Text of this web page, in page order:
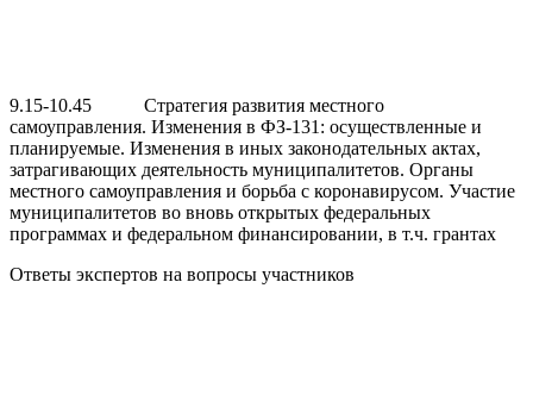
9.15-10.45 Стратегия развития местного
самоуправления. Изменения в ФЗ-131: осуществленные и
планируемые. Изменения в иных законодательных актах,
затрагивающих деятельность муниципалитетов. Органы
местного самоуправления и борьба с коронавирусом. Участие
муниципалитетов во вновь открытых федеральных
программах и федеральном финансировании, в т.ч. грантах
Ответы экспертов на вопросы участников